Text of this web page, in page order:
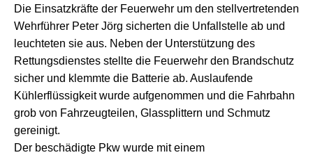
Die Einsatzkräfte der Feuerwehr um den stellvertretenden
Wehrführer Peter Jörg sicherten die Unfallstelle ab und
leuchteten sie aus. Neben der Unterstützung des
Rettungsdienstes stellte die Feuerwehr den Brandschutz
sicher und klemmte die Batterie ab. Auslaufende
Kühlerflüssigkeit wurde aufgenommen und die Fahrbahn
grob von Fahrzeugteilen, Glassplittern und Schmutz
gereinigt.
Der beschädigte Pkw wurde mit einem